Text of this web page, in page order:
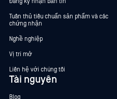
Đăng ký nhận bản tin
Tuân thủ tiêu chuẩn sản phẩm và các
chứng nhận
Nghề nghiệp
Vị trí mở
Liên hệ với chúng tôi
Tài nguyên
Blog